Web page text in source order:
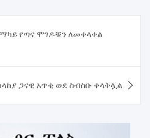
የጣና ሞገዶቹን ለመቀላቀል
ጋናዊ አጥቂ ወደ ስብስቡ ቀላቅሏል